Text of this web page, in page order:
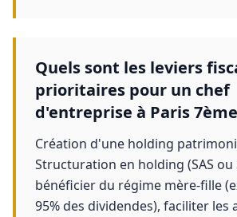
Quels sont les leviers
prioritaires pour un chef
d'entreprise à Paris
Création d'une holding
Structuration en holding (SAS ou
bénéficier du régime mère-fille
95% des dividendes), faciliter les